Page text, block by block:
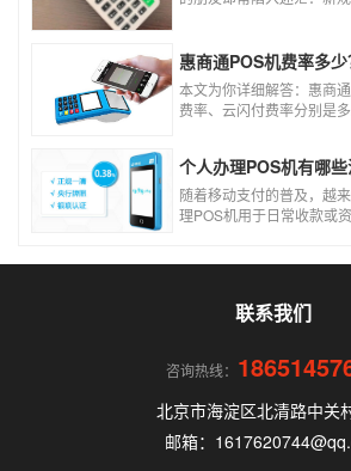
使用！
本文为你详细解答：惠商
费率、云闪付费率分别是
随着移动支付的普及，越
理POS机用于日常收款或
联系我们
咨询热线：
北京市海淀区北清路中关
邮箱：